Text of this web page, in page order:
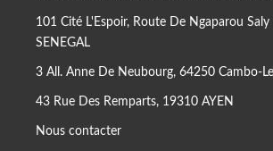
101 Cité L'Espoir, Route De Ngaparou
SENEGAL
3 All. Anne De Neubourg, 64250 Cambo-
43 Rue Des Remparts, 19310 AYEN
Nous contacter